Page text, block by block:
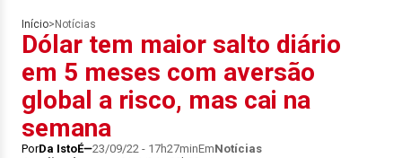
Início> Notícias
Dólar tem maior salto diário
em 5 meses com aversão
global a risco, mas cai na
semana
PorDa IstoÉ 23/09/22 - 17h27minEmNotícias